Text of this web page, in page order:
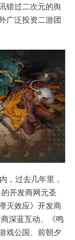
错过二次元的舆
广泛投资二游团
，过去几年里，
开发商网元圣
灭效应》开发商
深蓝互动、《鸣
戏公国、前朝夕